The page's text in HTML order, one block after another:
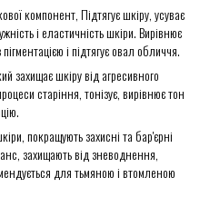
компонент, Підтягує шкіру, усуває
і еластичність шкіри. Вирівнює
і підтягує овал обличчя.
захищає шкіру від агресивного
старіння, тонізує, вирівнює тон
покращують захисні та бар'єрні
захищають від зневоднення,
для тьмяною і втомленою